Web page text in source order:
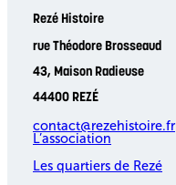
Rezé Histoire
rue Théodore Brosseaud
43, Maison Radieuse
44400 REZÉ
contact@rezehistoire.fr
L’association
Les quartiers de Rezé